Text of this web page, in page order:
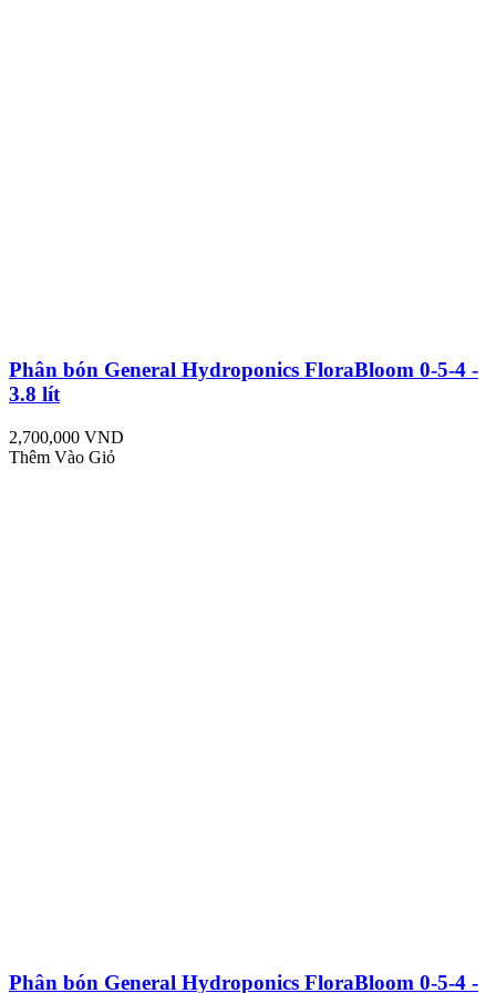
Phân bón General Hydroponics FloraBloom 0-5-4 -
3.8 lít
2,700,000 VND
Thêm Vào Giỏ
Phân bón General Hydroponics FloraBloom 0-5-4 -